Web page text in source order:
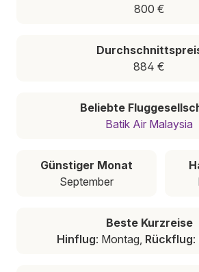
800 €
884 €
Beliebte
Batik Air Malaysia
Günstiger Monat
September
Beste Kurzreise
Hinflug: Montag, Rückflug: